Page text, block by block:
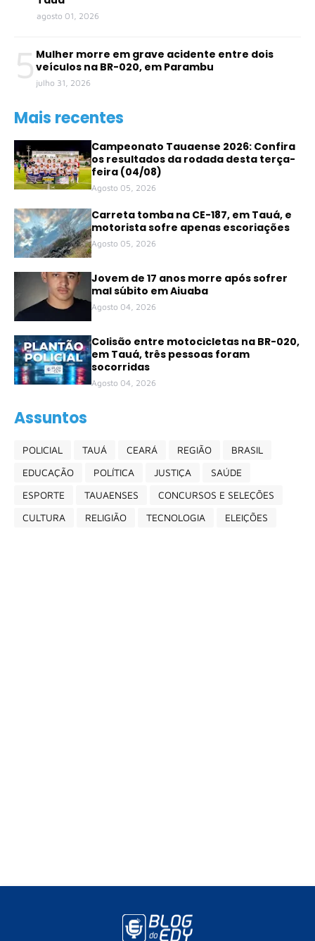
agosto 01, 2026
5 Mulher morre em grave acidente entre dois
veículos na BR-020, em Parambu
julho 31, 2026
Mais recentes
Campeonato Tauaense 2026: Confira
os resultados da rodada desta terça-
feira (04/08)
Agosto 05, 2026
Carreta tomba na CE-187, em Tauá, e
motorista sofre apenas escoriações
Agosto 05, 2026
Jovem de 17 anos morre após sofrer
mal súbito em Aiuaba
Agosto 04, 2026
Colisão entre motocicletas na BR-020,
em Tauá, três pessoas foram
socorridas
Agosto 04, 2026
Assuntos
POLICIAL TAUÁ CEARÁ REGIÃO
BRASIL
EDUCAÇÃO
POLÍTICA JUSTIÇA
SAÚDE
ESPORTE
TAUAENSES
CONCURSOS E SELEÇÕES
CULTURA
RELIGIÃO TECNOLOGIA ELEIÇÕES